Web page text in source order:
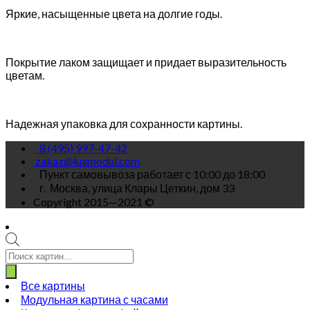
Яркие, насыщенные цвета на долгие годы.
Покрытие лаком защищает и придает выразительность
цветам.
Надежная упаковка для сохранности картины.
8 (495) 997-47-42
zakaz@luxmodul.com
Пункт самовывоза работает с 10:00 до 18:00
г. Москва, улица Клары Цеткин, дом 33
Copyright 2015—2021 ©
Поиск
товаров
Все картины
Модульная картина с часами